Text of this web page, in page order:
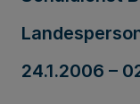
24.1.2006 –